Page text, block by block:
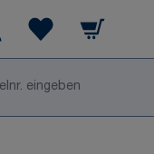
Warenkorb